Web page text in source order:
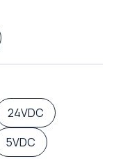
24VDC
5VDC